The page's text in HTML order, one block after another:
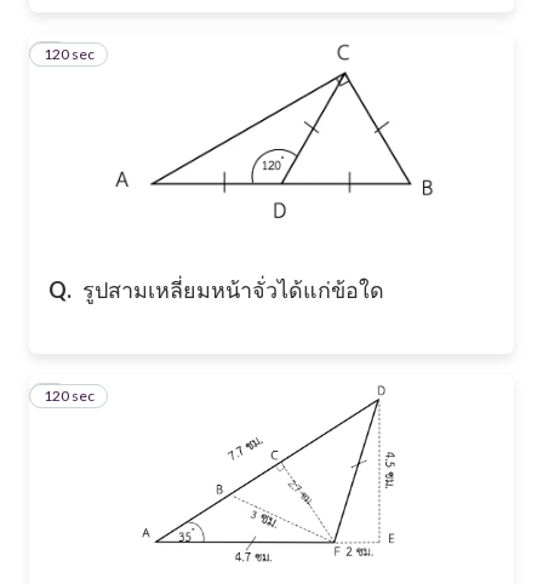
Q. รูปสามเหลี่ยมหน้าจั่วได้แก่ข้อใด
4
120 sec
5
120 sec